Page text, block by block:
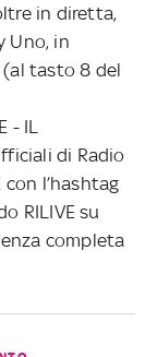
in diretta,
Uno, in
(al tasto 8 del
- IL
di Radio
con l’hashtag
RILIVE su
completa